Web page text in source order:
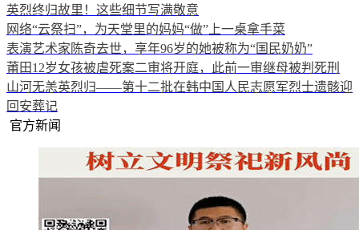
英烈终归故里！这些细节写满敬意
网络“云祭扫”，为天堂里的妈妈“做”上一桌拿手菜
表演艺术家陈奇去世，享年96岁的她被称为“国民奶奶”
莆田12岁女孩被虐死案二审将开庭，此前一审继母被判死刑
山河无恙英烈归——第十二批在韩中国人民志愿军烈士遗骸迎
回安葬记
官方新闻